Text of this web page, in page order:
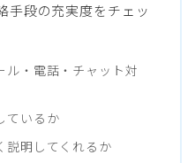
手段の充実度をチェッ
ル・電話・チャット対
ているか
説明してくれるか